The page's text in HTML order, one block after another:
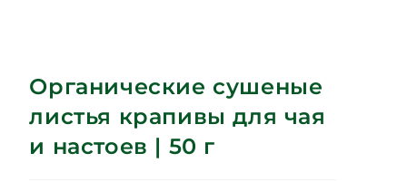
Органические сушеные
листья крапивы для чая
и настоев | 50 г